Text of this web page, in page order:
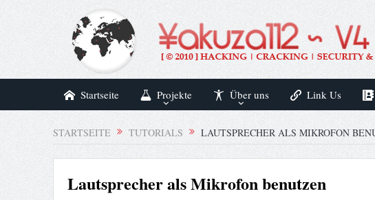
Startseite Projekte Über uns Link Us
STARTSEITE TUTORIALS LAUTSPRECHER ALS MIKROFON
Lautsprecher als Mikrofon benutzen